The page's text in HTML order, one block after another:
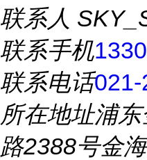
联系人
联系手机
联系电话
所在地址浦
路2388号金